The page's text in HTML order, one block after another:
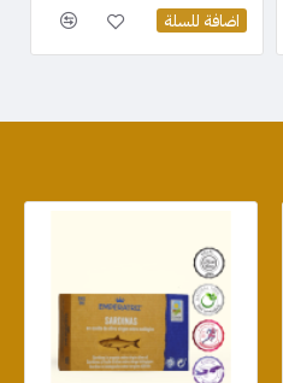
اضافة للسلة